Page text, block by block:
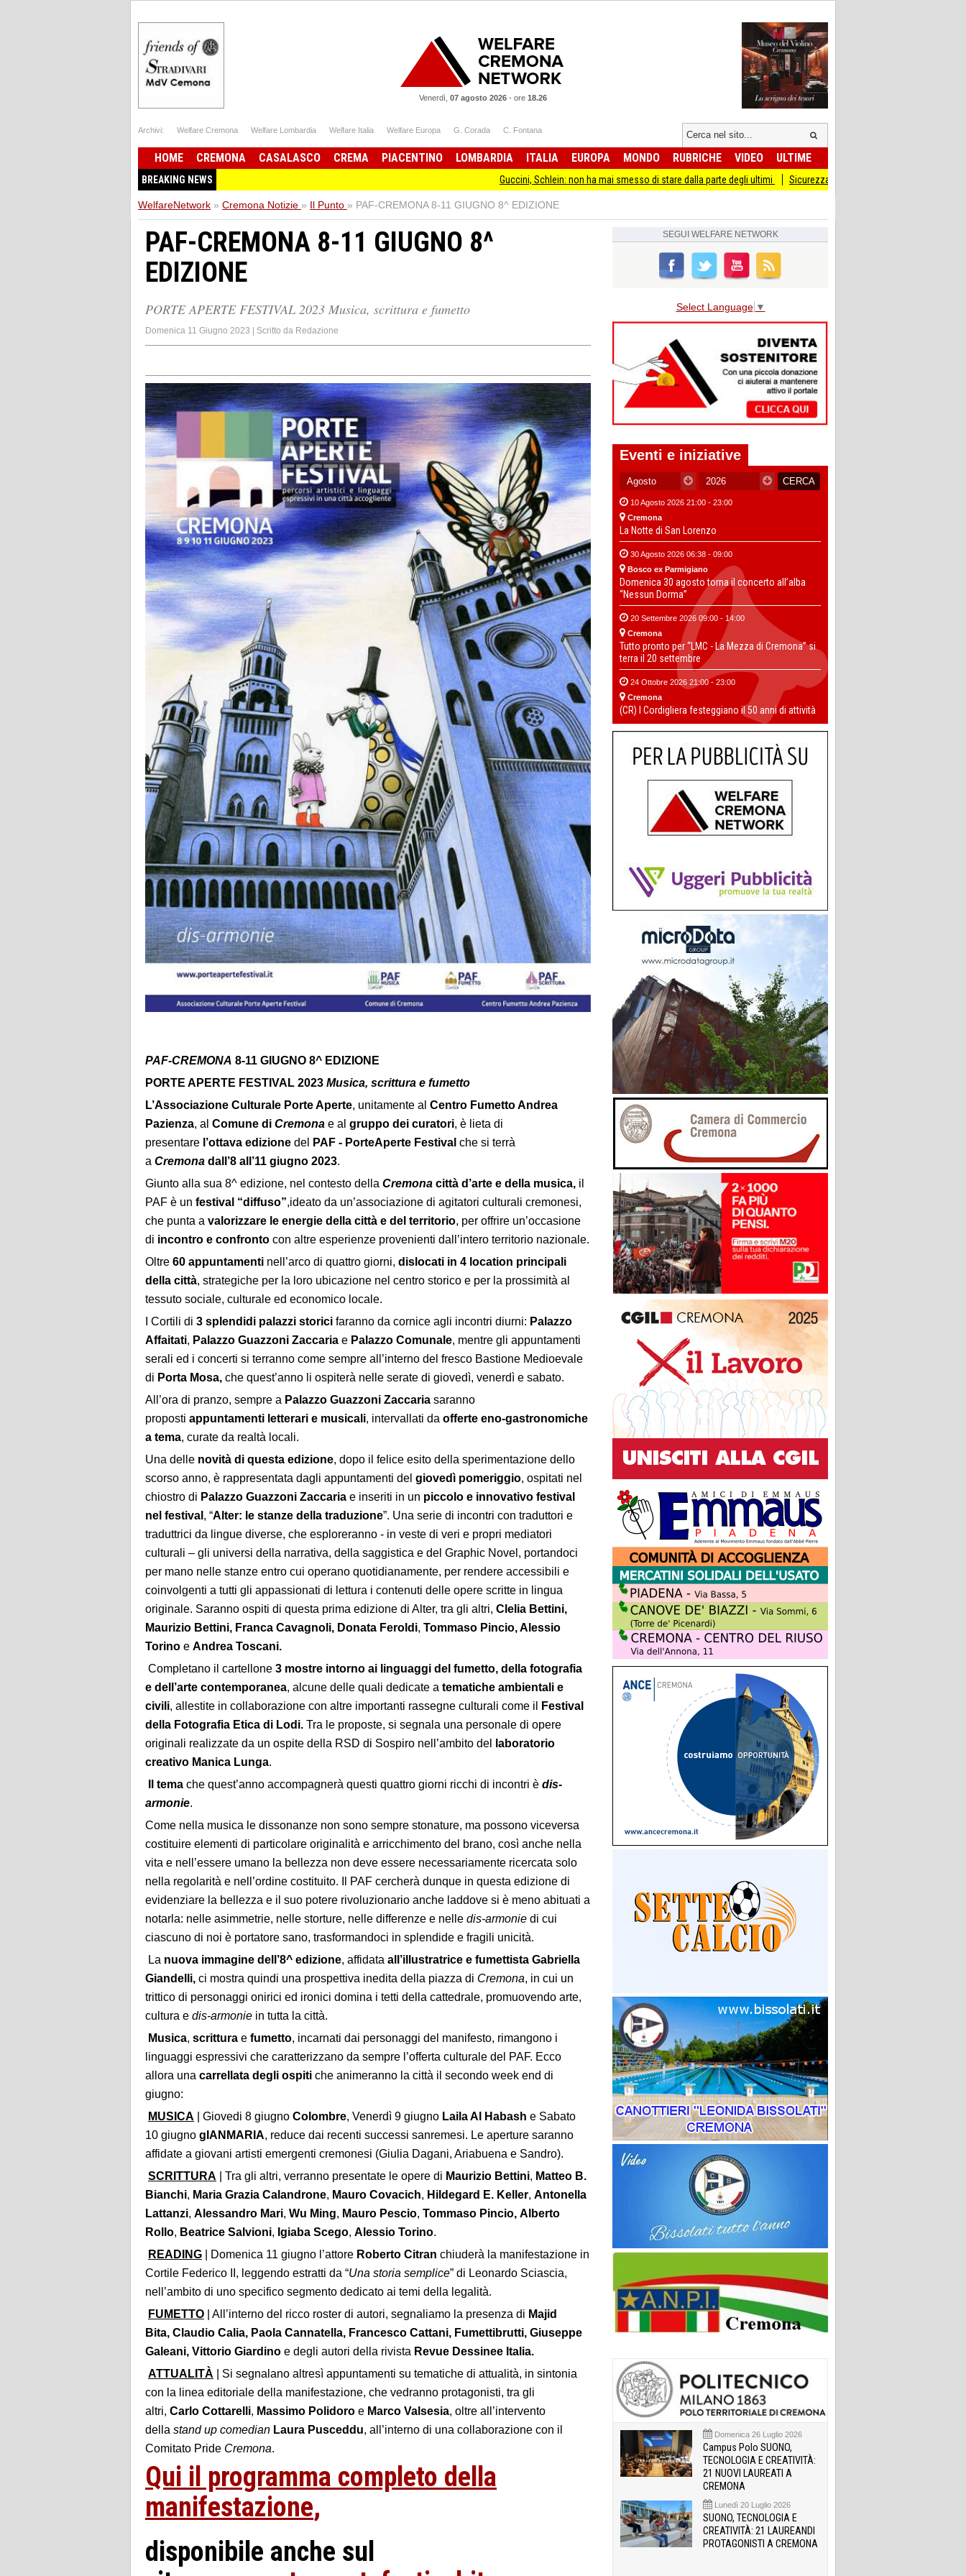
Venerdì, 07 agosto 2026 - ore 18.26
Archivi: Welfare Cremona Welfare Lombardia Welfare Italia Welfare Europa G. Corada C. Fontana
HOME CREMONA CASALASCO CREMA PIACENTINO LOMBARDIA ITALIA EUROPA MONDO RUBRICHE VIDEO ULTIME
BREAKING NEWS Guccini, Schlein: non ha mai smesso di stare dalla parte degli ultimi Sicurezza I Giovani Democratici ribattono ai Giovani di
WelfareNetwork » Cremona Notizie » Il Punto » PAF-CREMONA 8-11 GIUGNO 8^ EDIZIONE
PAF-CREMONA 8-11 GIUGNO 8^
EDIZIONE
PORTE APERTE FESTIVAL 2023 Musica, scrittura e fumetto
Domenica 11 Giugno 2023 | Scritto da Redazione
PAF-CREMONA 8-11 GIUGNO 8^ EDIZIONE
PORTE APERTE FESTIVAL 2023 Musica, scrittura e fumetto
L’Associazione Culturale Porte Aperte, unitamente al Centro Fumetto Andrea
Pazienza, al Comune di Cremona e al gruppo dei curatori, è lieta di
presentare l’ottava edizione del PAF - PorteAperte Festival che si terrà
a Cremona dall’8 all’11 giugno 2023.
Giunto alla sua 8^ edizione, nel contesto della Cremona città d’arte e della musica, il
PAF è un festival “diffuso”,ideato da un’associazione di agitatori culturali cremonesi,
che punta a valorizzare le energie della città e del territorio, per offrire un’occasione
di incontro e confronto con altre esperienze provenienti dall’intero territorio nazionale.
Oltre 60 appuntamenti nell’arco di quattro giorni, dislocati in 4 location principali
della città, strategiche per la loro ubicazione nel centro storico e per la prossimità al
tessuto sociale, culturale ed economico locale.
I Cortili di 3 splendidi palazzi storici faranno da cornice agli incontri diurni: Palazzo
Affaitati, Palazzo Guazzoni Zaccaria e Palazzo Comunale, mentre gli appuntamenti
serali ed i concerti si terranno come sempre all’interno del fresco Bastione Medioevale
di Porta Mosa, che quest’anno li ospiterà nelle serate di giovedì, venerdì e sabato.
All’ora di pranzo, sempre a Palazzo Guazzoni Zaccaria saranno
proposti appuntamenti letterari e musicali, intervallati da offerte eno-gastronomiche
a tema, curate da realtà locali.
Una delle novità di questa edizione, dopo il felice esito della sperimentazione dello
scorso anno, è rappresentata dagli appuntamenti del giovedì pomeriggio, ospitati nel
chiostro di Palazzo Guazzoni Zaccaria e inseriti in un piccolo e innovativo festival
nel festival , “Alter: le stanze della traduzione”. Una serie di incontri con traduttori e
traduttrici da lingue diverse, che esploreranno - in veste di veri e propri mediatori
culturali – gli universi della narrativa, della saggistica e del Graphic Novel, portandoci
per mano nelle stanze entro cui operano quotidianamente, per rendere accessibili e
coinvolgenti a tutti gli appassionati di lettura i contenuti delle opere scritte in lingua
originale. Saranno ospiti di questa prima edizione di Alter, tra gli altri, Clelia Bettini,
Maurizio Bettini, Franca Cavagnoli, Donata Feroldi, Tommaso Pincio, Alessio
Torino e Andrea Toscani.
Completano il cartellone 3 mostre intorno ai linguaggi del fumetto, della fotografia
e dell’arte contemporanea, alcune delle quali dedicate a tematiche ambientali e
civili, allestite in collaborazione con altre importanti rassegne culturali come il
Festival
della Fotografia Etica di Lodi. Tra le proposte, si segnala una personale di opere
originali realizzate da un ospite della RSD di Sospiro nell’ambito del
laboratorio
creativo Manica Lunga.
Il tema che quest’anno accompagnerà questi quattro giorni ricchi di incontri è dis-
armonie.
Come nella musica le dissonanze non sono sempre stonature, ma possono viceversa
costituire elementi di particolare originalità e arricchimento del brano, così anche nella
vita e nell’essere umano la bellezza non deve essere necessariamente ricercata solo
nella regolarità e nell’ordine costituito. Il PAF cercherà dunque in questa edizione di
evidenziare la bellezza e il suo potere rivoluzionario anche laddove si è meno abituati a
notarla: nelle asimmetrie, nelle storture, nelle differenze e nelle dis-armonie di cui
ciascuno di noi è portatore sano, trasformandoci in splendide e fragili unicità.
La nuova immagine dell’8^ edizione, affidata all’illustratrice e fumettista Gabriella
Giandelli, ci mostra quindi una prospettiva inedita della piazza di Cremona, in cui un
trittico di personaggi onirici ed ironici domina i tetti della cattedrale, promuovendo arte,
cultura e dis-armonie in tutta la città.
Musica, scrittura e fumetto, incarnati dai personaggi del manifesto, rimangono i
linguaggi espressivi che caratterizzano da sempre l’offerta culturale del PAF. Ecco
allora una carrellata degli ospiti che animeranno la città il secondo week end di
giugno:
MUSICA | Giovedi 8 giugno Colombre, Venerdì 9 giugno Laila Al Habash e Sabato
10 giugno gIANMARIA, reduce dai recenti successi sanremesi. Le aperture saranno
affidate a giovani artisti emergenti cremonesi (Giulia Dagani, Ariabuena e Sandro).
SCRITTURA | Tra gli altri, verranno presentate le opere di Maurizio Bettini, Matteo B.
Bianchi, Maria Grazia Calandrone, Mauro Covacich, Hildegard E. Keller, Antonella
Lattanzi, Alessandro Mari, Wu Ming, Mauro Pescio, Tommaso Pincio, Alberto
Rollo, Beatrice Salvioni, Igiaba Scego, Alessio Torino.
READING | Domenica 11 giugno l’attore Roberto Citran chiuderà la manifestazione in
Cortile Federico II, leggendo estratti da “Una storia semplice” di Leonardo Sciascia,
nell’ambito di uno specifico segmento dedicato ai temi della legalità.
FUMETTO | All’interno del ricco roster di autori, segnaliamo la presenza di Majid
Bita, Claudio Calia, Paola Cannatella, Francesco Cattani, Fumettibrutti, Giuseppe
Galeani, Vittorio Giardino e degli autori della rivista Revue Dessinee Italia.
ATTUALITÀ | Si segnalano altresì appuntamenti su tematiche di attualità, in sintonia
con la linea editoriale della manifestazione, che vedranno protagonisti, tra gli
altri, Carlo Cottarelli, Massimo Polidoro e Marco Valsesia, oltre all’intervento
della stand up comedian Laura Pusceddu, all’interno di una collaborazione con il
Comitato Pride Cremona.
Qui il programma completo della
manifestazione,
disponibile anche sul
SEGUI WELFARE NETWORK
Select Language ▼
Eventi e iniziative
10 Agosto 2026 21:00 - 23:00
Cremona
La Notte di San Lorenzo
30 Agosto 2026 06:38 - 09:00
Bosco ex Parmigiano
Domenica 30 agosto torna il concerto all’alba
“Nessun Dorma”
20 Settembre 2026 09:00 - 14:00
Cremona
Tutto pronto per “LMC - La Mezza di Cremona” si
terra il 20 settembre
24 Ottobre 2026 21:00 - 23:00
Cremona
(CR) I Cordigliera festeggiano il 50 anni di attività
Domenica 26 Luglio 2026
Campus Polo SUONO,
TECNOLOGIA E CREATIVITÀ:
21 NUOVI LAUREATI A
CREMONA
Lunedì 20 Luglio 2026
SUONO, TECNOLOGIA E
CREATIVITÀ: 21 LAUREANDI
PROTAGONISTI A CREMONA